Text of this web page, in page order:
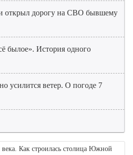
открыл дорогу на СВО бывшему
былое». История одного
усилится ветер. О погоде 7